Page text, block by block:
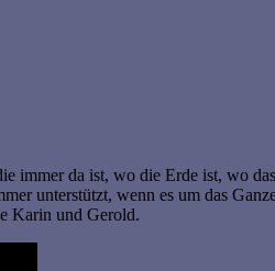
immer da ist, wo die Erde ist, wo
unterstützt, wenn es um das
Karin und Gerold.